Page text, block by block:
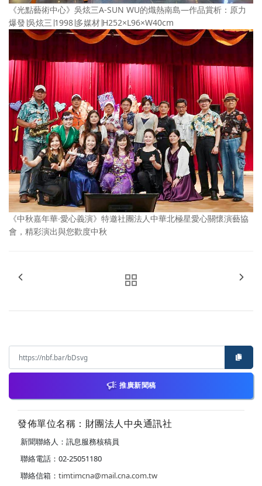
《光點藝術中心》吳炫三A-SUN WU的熾熱南島—作品賞析：原力
爆發∣吳炫三∣1998∣多媒材∣H252×L96×W40cm
《中秋嘉年華∙愛心義演》特邀社團法人中華北極星愛心關懷演藝協
會，精彩演出與您歡度中秋
推廣新聞稿
發佈單位名稱：財團法人中央通訊社
新聞聯絡人：訊息服務核稿員
聯絡電話：02-25051180
聯絡信箱： timtimcna@mail.cna.com.tw